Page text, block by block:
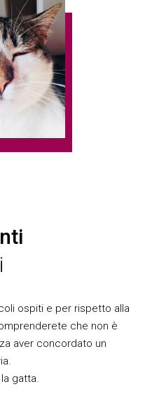
ospiti e per rispetto alla
che non è
aver concordato un
gatta.